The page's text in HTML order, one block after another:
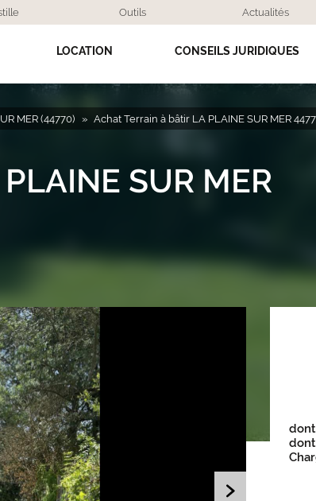
Outils Actualités
LOCATION CONSEILS JURIDIQUES
MER (44770) Achat Terrain à bâtir LA PLAINE SUR MER
SUR MER